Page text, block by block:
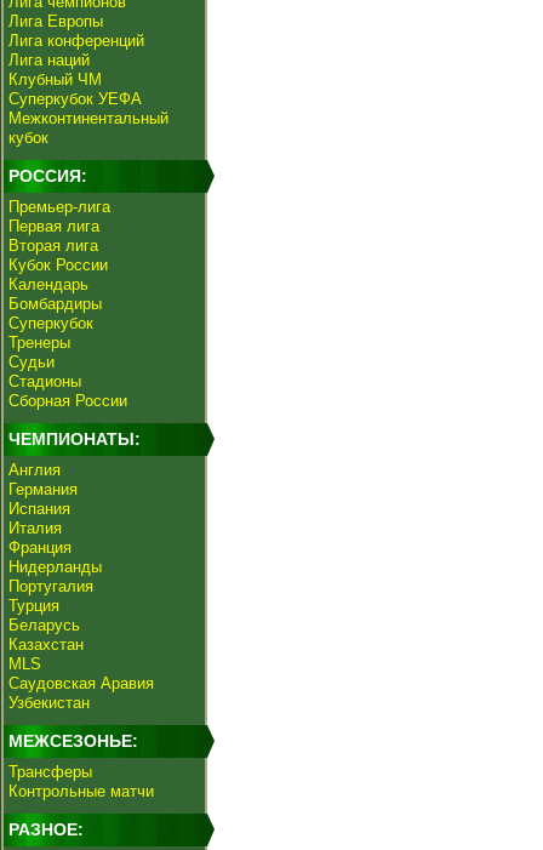
Лига Европы
Лига конференций
Лига наций
Клубный ЧМ
Суперкубок УЕФА
Межконтинентальный
кубок
РОССИЯ:
Премьер-лига
Первая лига
Вторая лига
Кубок России
Календарь
Бомбардиры
Суперкубок
Тренеры
Судьи
Стадионы
Сборная России
ЧЕМПИОНАТЫ:
Англия
Германия
Испания
Италия
Франция
Нидерланды
Португалия
Турция
Беларусь
Казахстан
MLS
Саудовская Аравия
Узбекистан
МЕЖСЕЗОНЬЕ:
Трансферы
Контрольные матчи
РАЗНОЕ: